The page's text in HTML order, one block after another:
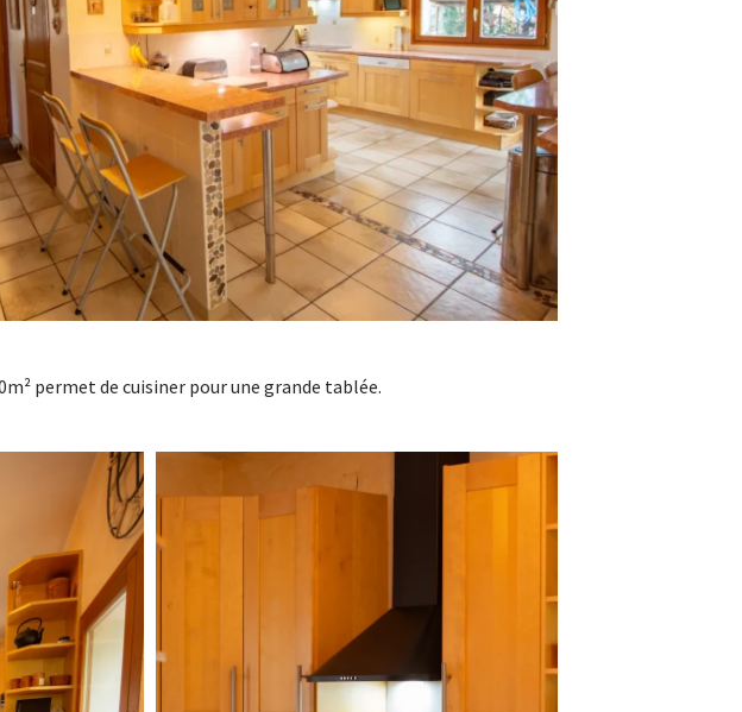
permet de cuisiner pour une grande tablée.